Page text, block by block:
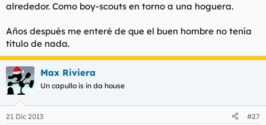
alrededor. Como boy-scouts en torno a una hoguera.
Años después me enteré de que el buen hombre no tenía
título de nada.
Max Riviera
Un capullo is in da house
21 Dic 2013 #27